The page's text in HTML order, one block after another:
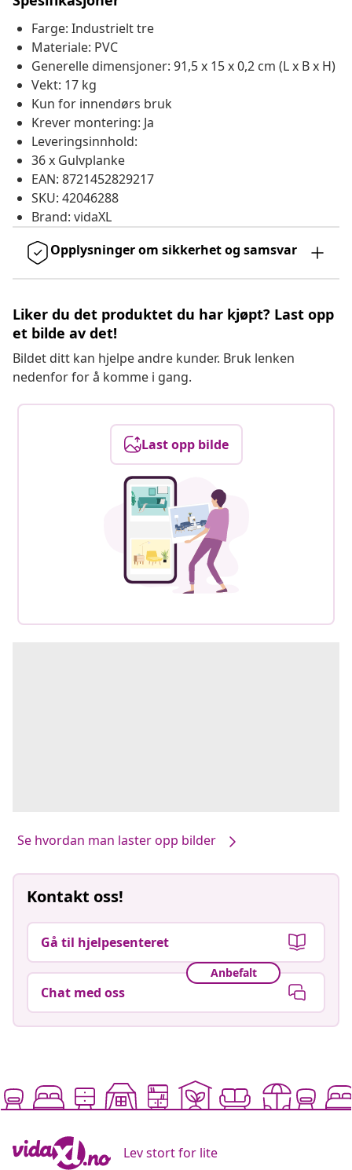
Farge: Industrielt tre
Materiale: PVC
Generelle dimensjoner: 91,5 x 15 x 0,2 cm (L x B x H)
Vekt: 17 kg
Kun for innendørs bruk
Krever montering: Ja
Leveringsinnhold:
36 x Gulvplanke
EAN: 8721452829217
SKU: 42046288
Brand: vidaXL
Opplysninger om sikkerhet og samsvar
Liker du det produktet du har kjøpt? Last opp
et bilde av det!
Bildet ditt kan hjelpe andre kunder. Bruk lenken
nedenfor for å komme i gang.
Last opp bilde
Se hvordan man laster opp bilder
Kontakt oss!
Gå til hjelpesenteret
Anbefalt
Chat med oss
Lev stort for lite